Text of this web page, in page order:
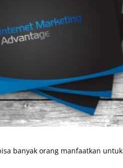
banyak orang manfaatkan untuk